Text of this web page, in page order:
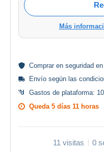
Más
Comprar en seguridad
Envío según las
Gastos de plataforma:
Queda 5 días 11 horas
11 visitas 0